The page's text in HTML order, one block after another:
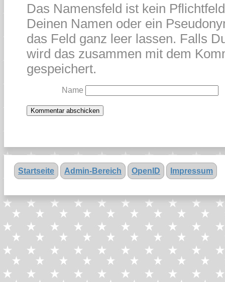
Das Namensfeld ist kein
Deinen Namen oder ein
das Feld ganz leer lassen. Falls
wird das zusammen mit dem
gespeichert.
Name
Startseite Admin-Bereich OpenID Impressum